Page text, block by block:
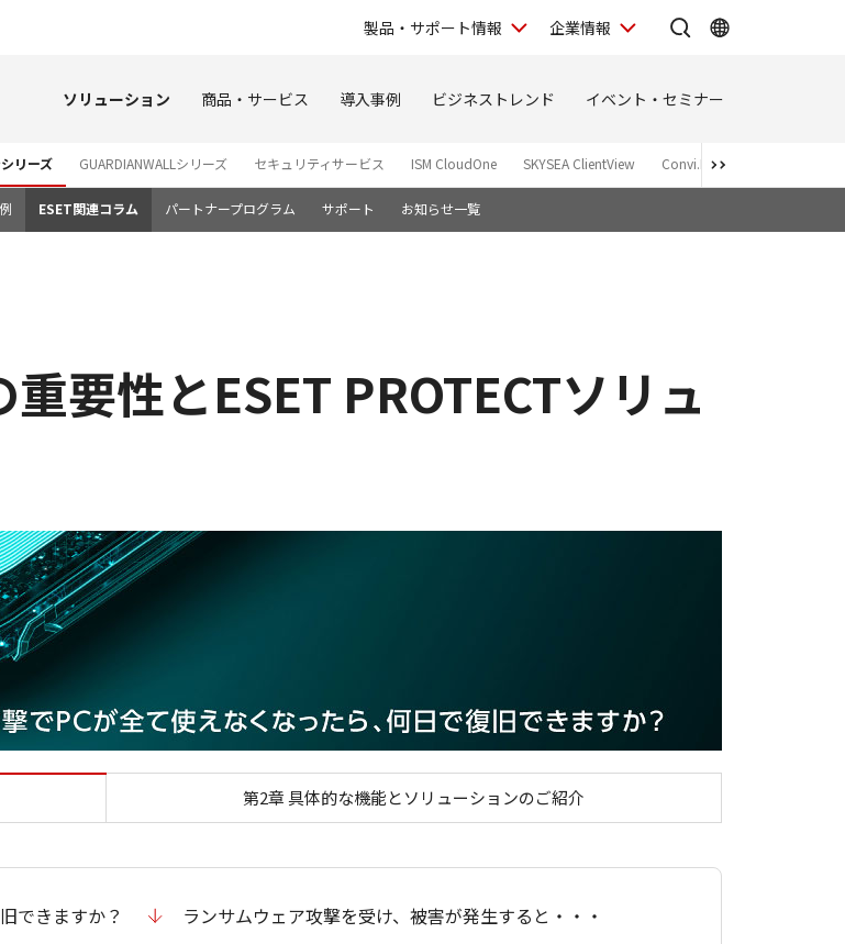
製品・サポート情報 企業情報
ソリューション 商品・サービス 導入事例 ビジネストレンド イベント・セミナー
リーズ GUARDIANWALLシリーズ セキュリティサービス ISM CloudOne SKYSEA ClientView Convi.BASE
ESET関連コラム パートナープログラム サポート お知らせ一覧
要性とESET PROTECTソリュ
第1章 セキュリティ対策強化の重要性｜セキュリティ対策強化の重要性とESET
第2章 具体的な機能とソリューションのご紹介
できますか？
ランサムウェア攻撃を受け、被害が発生すると・・・